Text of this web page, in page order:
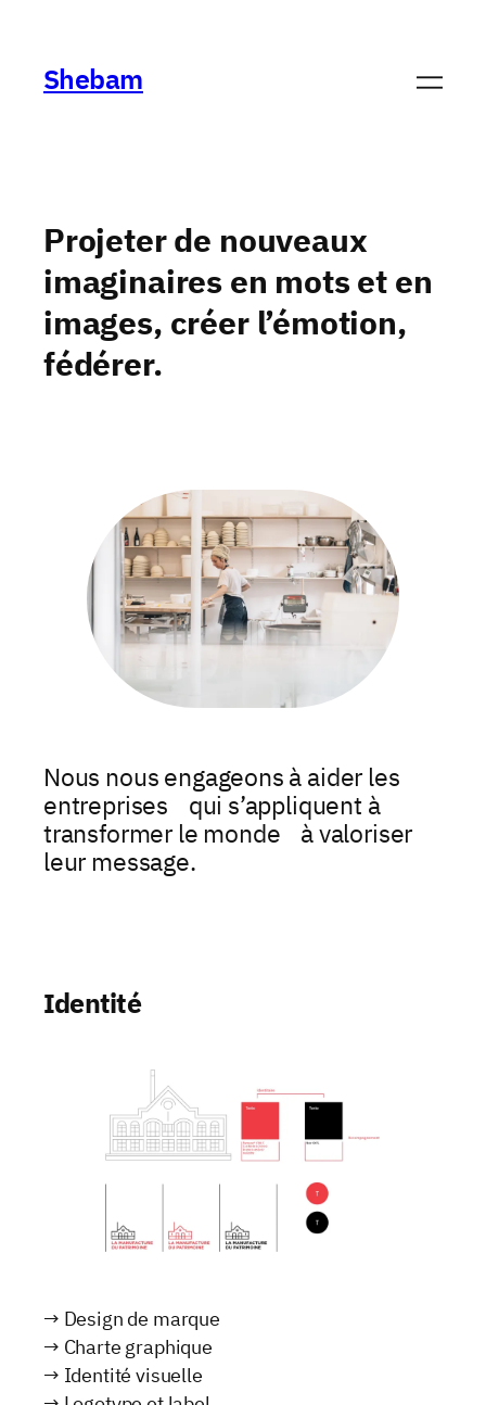
contenu
Shebam
Projeter de nouveaux
imaginaires en mots et en
images, créer l’émotion,
fédérer.
Nous nous engageons à aider les
entreprises qui s’appliquent à
transformer le monde à valoriser
leur message.
Identité
→ Design de marque
→ Charte graphique
→ Identité visuelle